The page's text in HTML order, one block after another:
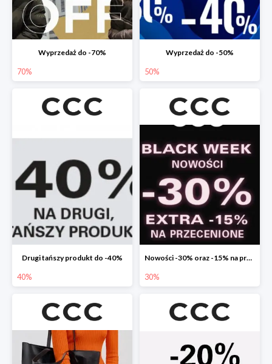
Wyprzedaż do -70%
70%
Wyprzedaż do -50%
50%
Drugi tańszy produkt do -40%
40%
Nowości -30% oraz -15% na przecenione
30%